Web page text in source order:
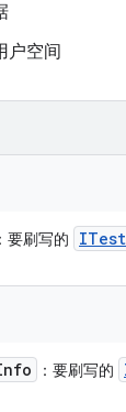
户空间
：要刷写的 ITest
：要刷写的